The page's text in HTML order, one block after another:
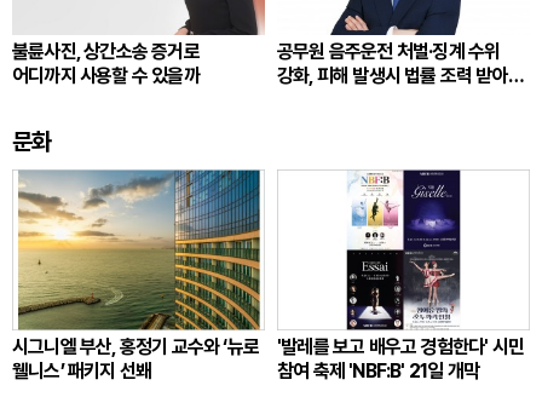
불륜사진, 상간소송 증거로
어디까지 사용할 수 있을까
공무원 음주운전 처벌·징계 수위
강화, 피해 발생시 법률 조력 받아
문화
시그니엘 부산, 홍정기 교수와 ‘뉴로
웰니스’ 패키지 선봬
'발레를 보고 배우고 경험한다' 시민
참여 축제 'NBF:B' 21일 개막